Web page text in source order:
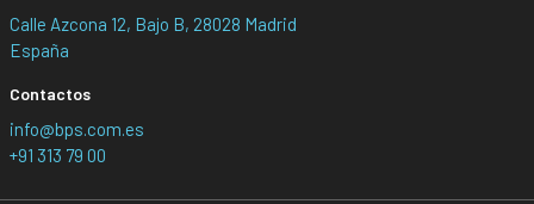
Calle Azcona 12, Bajo B, 28028 Madrid
España
Contactos
info@bps.com.es
+91 313 79 00